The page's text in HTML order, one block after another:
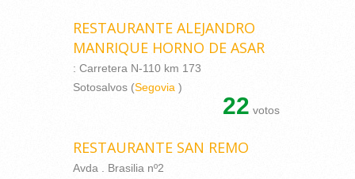
RESTAURANTE ALEJANDRO
MANRIQUE HORNO DE ASAR
: Carretera N-110 km 173
Sotosalvos (Segovia )
22 votos
RESTAURANTE SAN REMO
Avda . Brasilia nº2